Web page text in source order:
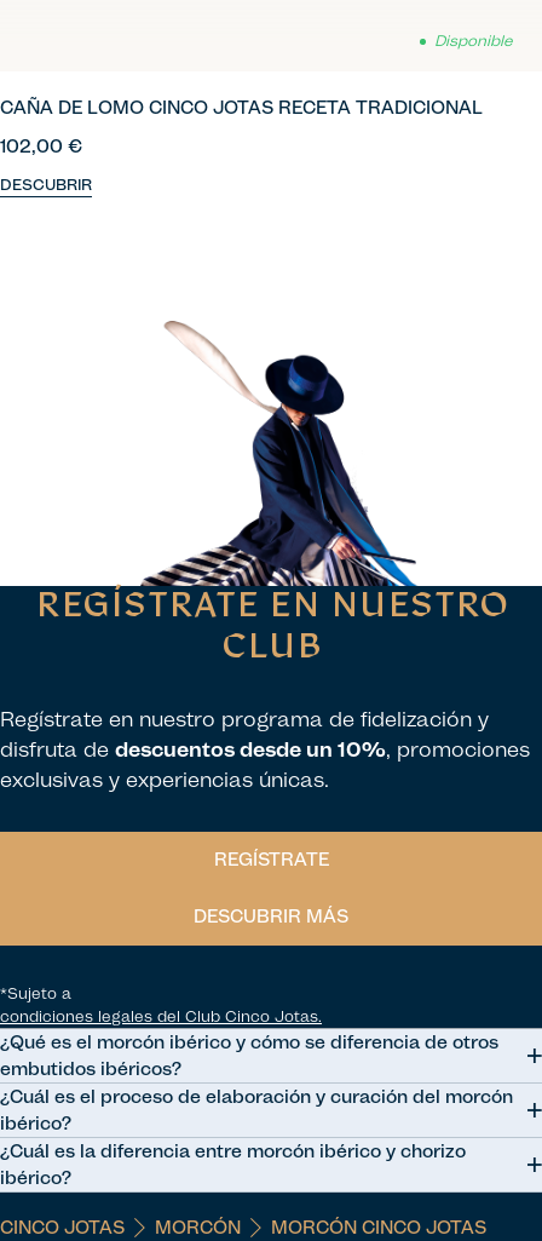
Disponible
CAÑA DE LOMO CINCO JOTAS RECETA TRADICIONAL
102,00 €
DESCUBRIR
REGÍSTRATE EN NUESTRO
CLUB
Regístrate en nuestro programa de fidelización y
disfruta de descuentos desde un 10%, promociones
exclusivas y experiencias únicas.
REGÍSTRATE
DESCUBRIR MÁS
*Sujeto a
condiciones legales del Club Cinco Jotas.
¿Qué es el morcón ibérico y cómo se diferencia de otros
embutidos ibéricos?
El morcón ibérico es un embutido tradicional español elaborado con
carne de cerdo ibérico, condimentada con sal, pimienta y otras
especias, embutida en tripas naturales y sometida a un proceso de
curación. Se diferencia de otros embutidos ibéricos, como el
suave y delicado, debido a una menor proporción de grasa y a una
¿Cuál es el proceso de elaboración y curación del morcón
ibérico?
El morcón ibérico se elabora mediante la preparación de la carne de
cerdo ibérico con especias, su embutido, atado y posterior curación
en un ambiente controlado, dando como resultado un embutido de
¿Cuál es la diferencia entre morcón ibérico y chorizo
ibérico?
El morcón ibérico se hace con cortes más magros y gruesos de
CINCO JOTAS MORCÓN MORCÓN CINCO JOTAS